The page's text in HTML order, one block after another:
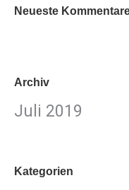
Neueste
Archiv
Juli 2019
Kategorien